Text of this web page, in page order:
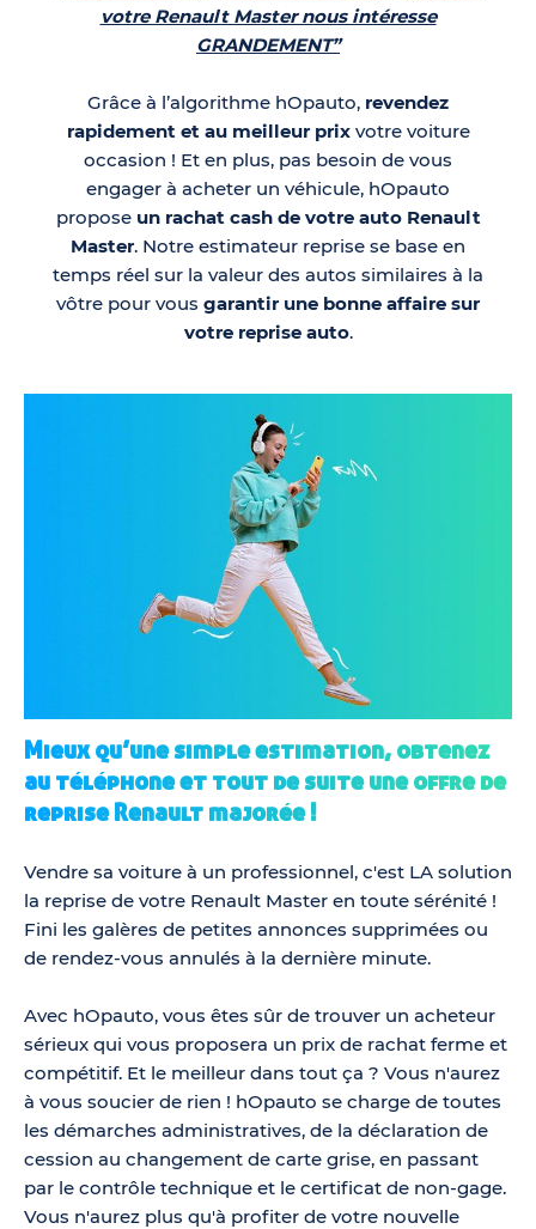
votre Renault Master nous intéresse
GRANDEMENT”
Grâce à l’algorithme hOpauto, revendez
rapidement et au meilleur prixvotre voiture
occasion ! Et en plus, pas besoin de vous
engager à acheter un véhicule, hOpauto
proposeun rachat cash de votre auto Renault
Master. Notre estimateur reprise se base en
temps réel sur la valeur des autos similaires à la
vôtre pour vous garantir une bonne affaire sur
votre reprise auto.
Mieux qu’une simple estimation, obtenez
au téléphone et tout de suite une offre de
reprise Renault majorée !
Vendre sa voiture à un professionnel, c'est LA solution
la reprise de votre Renault Master en toute sérénité !
Fini les galères de petites annonces supprimées ou
de rendez-vous annulés à la dernière minute.
Avec hOpauto, vous êtes sûr de trouver un acheteur
sérieux qui vous proposera un prix de rachat ferme et
compétitif. Et le meilleur dans tout ça ? Vous n'aurez
à vous soucier de rien ! hOpauto se charge de toutes
les démarches administratives, de la déclaration de
cession au changement de carte grise, en passant
par le contrôle technique et le certificat de non-gage.
Vous n'aurez plus qu'à profiter de votre nouvelle